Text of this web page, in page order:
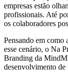
empresas estão
profissionais. Até
os colaboradores
Pensando em como
esse cenário, o Na
Branding da
desenvolvimento